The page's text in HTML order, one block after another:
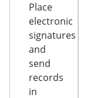
Place
electronic
signatures
and
send
records
in